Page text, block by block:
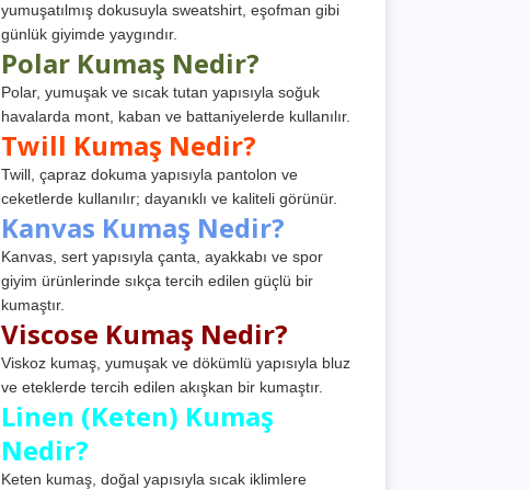
yumuşatılmış dokusuyla sweatshirt, eşofman gibi
günlük giyimde yaygındır.
Polar Kumaş Nedir?
Polar, yumuşak ve sıcak tutan yapısıyla soğuk
havalarda mont, kaban ve battaniyelerde kullanılır.
Twill Kumaş Nedir?
Twill, çapraz dokuma yapısıyla pantolon ve
ceketlerde kullanılır; dayanıklı ve kaliteli görünür.
Kanvas Kumaş Nedir?
Kanvas, sert yapısıyla çanta, ayakkabı ve spor
giyim ürünlerinde sıkça tercih edilen güçlü bir
kumaştır.
Viscose Kumaş Nedir?
Viskoz kumaş, yumuşak ve dökümlü yapısıyla bluz
ve eteklerde tercih edilen akışkan bir kumaştır.
Linen (Keten) Kumaş
Nedir?
Keten kumaş, doğal yapısıyla sıcak iklimlere